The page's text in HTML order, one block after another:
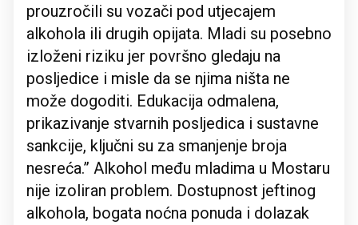
prouzročili su vozači pod utjecajem
alkohola ili drugih opijata. Mladi su posebno
izloženi riziku jer površno gledaju na
posljedice i misle da se njima ništa ne
može dogoditi. Edukacija odmalena,
prikazivanje stvarnih posljedica i sustavne
sankcije, ključni su za smanjenje broja
nesreća.” Alkohol među mladima u Mostaru
nije izoliran problem. Dostupnost jeftinog
alkohola, bogata noćna ponuda i dolazak